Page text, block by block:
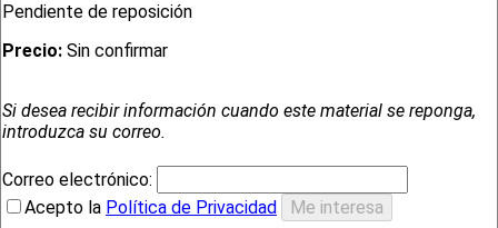
Pendiente de reposición
Precio: Sin confirmar
Si desea recibir información cuando este material se reponga,
introduzca su correo.
Correo electrónico:
Acepto la Política de Privacidad